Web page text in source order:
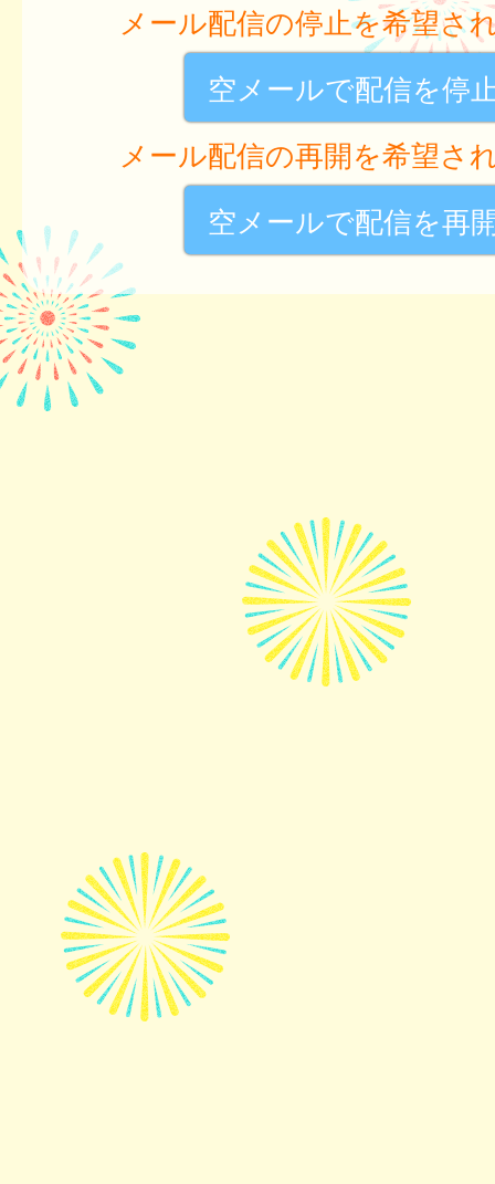
メール配信の停止を希望さ
空メールで配信を停
メール配信の再開を希望さ
空メールで配信を再